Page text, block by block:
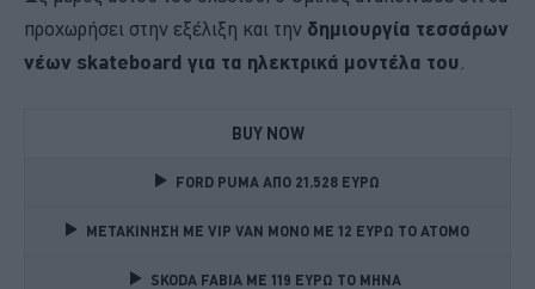
προχωρήσει στην εξέλιξη και την δημιουργία τεσσάρων
νέων skateboard για τα ηλεκτρικά μοντέλα του
BUY NOW
FORD PUMA ΑΠΟ 21.528 ΕΥΡΩ
ΜΕΤΑΚΙΝΗΣΗ ΜΕ VIP VAN ΜΟΝΟ ΜΕ 12 ΕΥΡΩ ΤΟ ΑΤΟΜΟ
SKODA FABIA ME 119 ΕΥΡΩ ΤΟ ΜΗΝΑ